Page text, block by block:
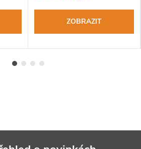
ZOBRAZIT